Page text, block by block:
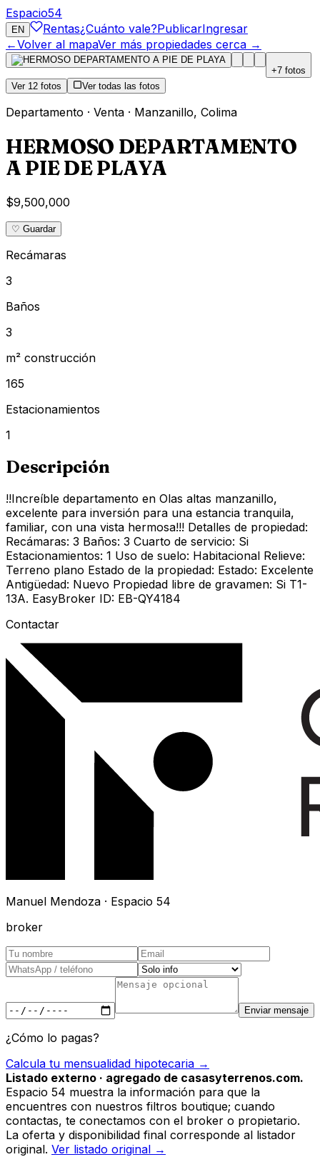
Espacio54
EN Rentas¿Cuánto vale?PublicarIngresar
←Volver al mapaVer más propiedades cerca →
+7 fotos
Ver 12 fotos Ver todas las fotos
Departamento · Venta · Manzanillo, Colima
HERMOSO DEPARTAMENTO
A PIE DE PLAYA
$9,500,000
♡ Guardar
Recámaras
3
Baños
3
m² construcción
165
Estacionamientos
1
Descripción
!!Increíble departamento en Olas altas manzanillo,
excelente para inversión para una estancia tranquila,
familiar, con una vista hermosa!!! Detalles de propiedad:
Recámaras: 3 Baños: 3 Cuarto de servicio: Si
Estacionamientos: 1 Uso de suelo: Habitacional Relieve:
Terreno plano Estado de la propiedad: Estado: Excelente
Antigüedad: Nuevo Propiedad libre de gravamen: Si T1-
13A. EasyBroker ID: EB-QY4184
Contactar
Manuel Mendoza · Espacio 54
broker
Enviar mensaje
¿Cómo lo pagas?
Calcula tu mensualidad hipotecaria →
Listado externo · agregado de casasyterrenos.com.
Espacio 54 muestra la información para que la
encuentres con nuestros filtros boutique; cuando
contactas, te conectamos con el broker o propietario.
La oferta y disponibilidad final corresponde al listador
original. Ver listado original →